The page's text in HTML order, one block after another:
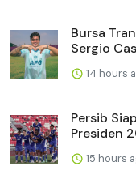
Bursa
Sergio
14 hours
Persib
Presiden
15 hours